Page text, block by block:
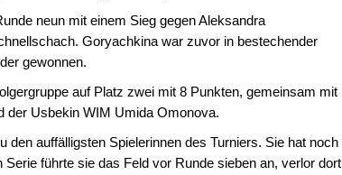
neun mit einem Sieg gegen Aleksandra
Goryachkina war zuvor in bestechender
gewonnen.
auf Platz zwei mit 8 Punkten, gemeinsam mit
der Usbekin WIM Umida Omonova.
auffälligsten Spielerinnen des Turniers. Sie hat noch
führte sie das Feld vor Runde sieben an, verlor dort